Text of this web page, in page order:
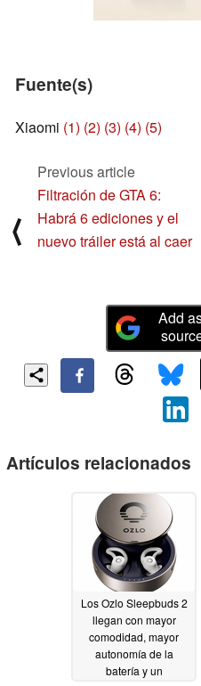
Fuente(s)
Xiaomi (1) (2) (3) (4) (5)
⟨
Previous article
Filtración de GTA 6:
Habrá 6 ediciones y el
nuevo tráiler está al caer
Add
Artículos relacionados
Los Ozlo Sleepbuds 2
llegan con mayor
comodidad, mayor
autonomía de la
batería y un